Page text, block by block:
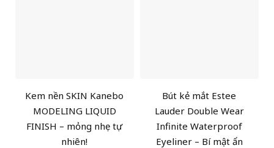
Kem nền SKIN Kanebo
MODELING LIQUID
FINISH – mỏng nhẹ tự
nhiên!
Bút kẻ mắt Estee
Lauder Double Wear
Infinite Waterproof
Eyeliner – Bí mật ẩn